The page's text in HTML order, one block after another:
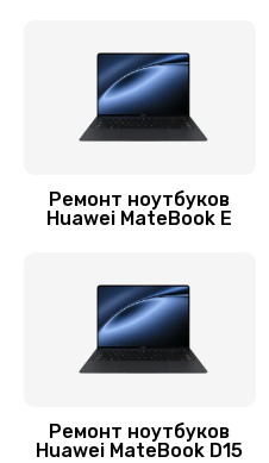
Замена
390
Ремонт ноутбуков
Huawei MateBook E
Ремонт ноутбуков
Huawei MateBook D15